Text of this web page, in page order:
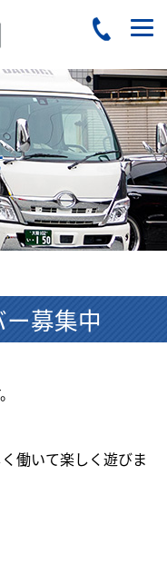
募集中
働いて楽しく遊びま